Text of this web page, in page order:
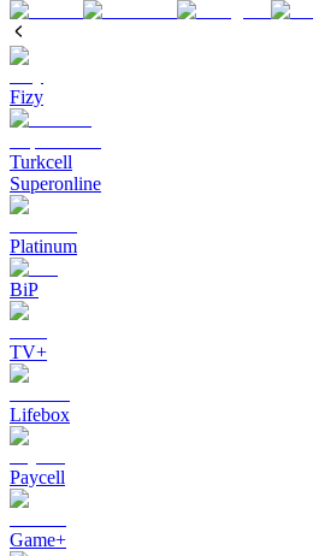
Fizy
Turkcell
Superonline
Platinum
BiP
TV+
Lifebox
Paycell
Game+